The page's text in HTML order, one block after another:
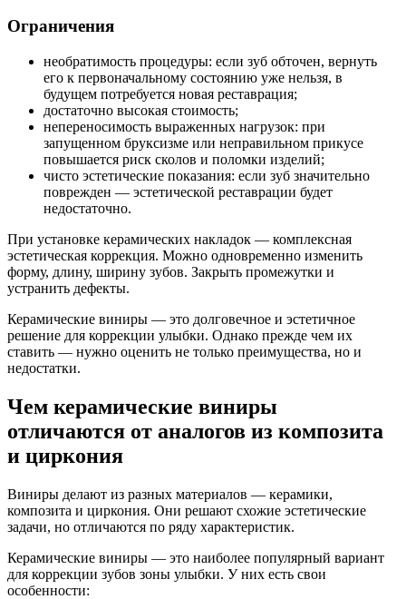
Ограничения
необратимость процедуры: если зуб обточен, вернуть
его к первоначальному состоянию уже нельзя, в
будущем потребуется новая реставрация;
достаточно высокая стоимость;
непереносимость выраженных нагрузок: при
запущенном бруксизме или неправильном прикусе
повышается риск сколов и поломки изделий;
чисто эстетические показания: если зуб значительно
поврежден — эстетической реставрации будет
недостаточно.
При установке керамических накладок — комплексная
эстетическая коррекция. Можно одновременно изменить
форму, длину, ширину зубов. Закрыть промежутки и
устранить дефекты.
Керамические виниры — это долговечное и эстетичное
решение для коррекции улыбки. Однако прежде чем их
ставить — нужно оценить не только преимущества, но и
недостатки.
Чем керамические виниры
отличаются от аналогов из композита
и циркония
Виниры делают из разных материалов — керамики,
композита и циркония. Они решают схожие эстетические
задачи, но отличаются по ряду характеристик.
Керамические виниры — это наиболее популярный вариант
для коррекции зубов зоны улыбки. У них есть свои
особенности: